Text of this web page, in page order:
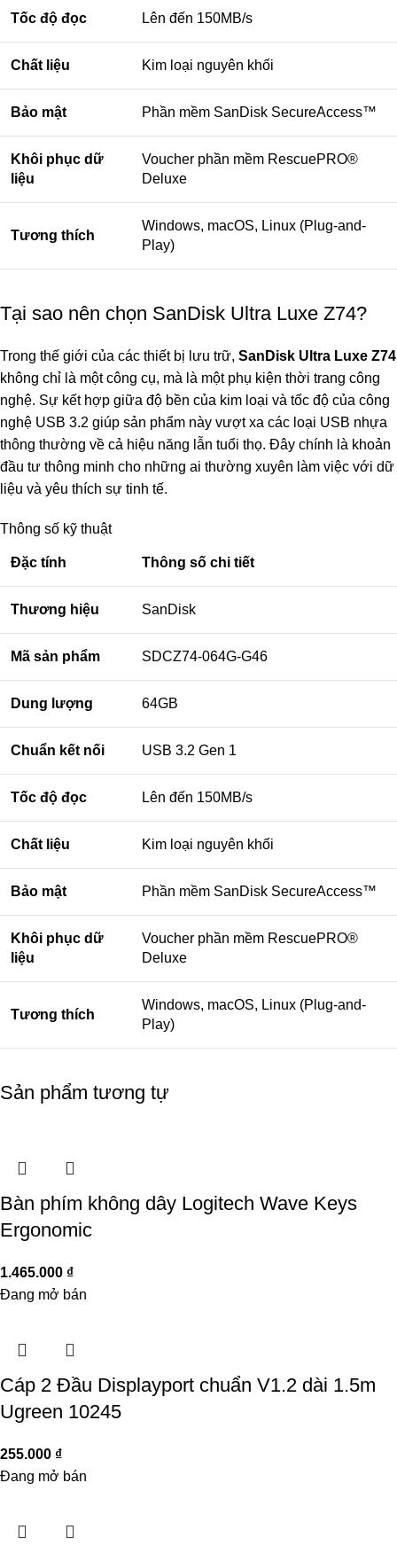
Tốc độ đọc Lên đến 150MB/s
Chất liệu Kim loại nguyên khối
Bảo mật Phần mềm SanDisk SecureAccess™
Khôi phục dữ
liệu
Voucher phần mềm RescuePRO®
Deluxe
Tương thích
Windows, macOS, Linux (Plug-and-
Play)
Tại sao nên chọn SanDisk Ultra Luxe Z74?
Trong thế giới của các thiết bị lưu trữ, SanDisk Ultra Luxe Z74
không chỉ là một công cụ, mà là một phụ kiện thời trang công
nghệ. Sự kết hợp giữa độ bền của kim loại và tốc độ của công
nghệ USB 3.2 giúp sản phẩm này vượt xa các loại USB nhựa
thông thường về cả hiệu năng lẫn tuổi thọ. Đây chính là khoản
đầu tư thông minh cho những ai thường xuyên làm việc với dữ
liệu và yêu thích sự tinh tế.
Thông số kỹ thuật
Đặc tính Thông số chi tiết
Thương hiệu SanDisk
Mã sản phẩm SDCZ74-064G-G46
Dung lượng 64GB
Chuẩn kết nối USB 3.2 Gen 1
Tốc độ đọc Lên đến 150MB/s
Chất liệu Kim loại nguyên khối
Bảo mật Phần mềm SanDisk SecureAccess™
Khôi phục dữ
liệu
Voucher phần mềm RescuePRO®
Deluxe
Tương thích
Windows, macOS, Linux (Plug-and-
Play)
Sản phẩm tương tự
Bàn phím không dây Logitech Wave Keys
Ergonomic
1.465.000 ₫
Đang mở bán
Cáp 2 Đầu Displayport chuẩn V1.2 dài 1.5m
Ugreen 10245
255.000 ₫
Đang mở bán